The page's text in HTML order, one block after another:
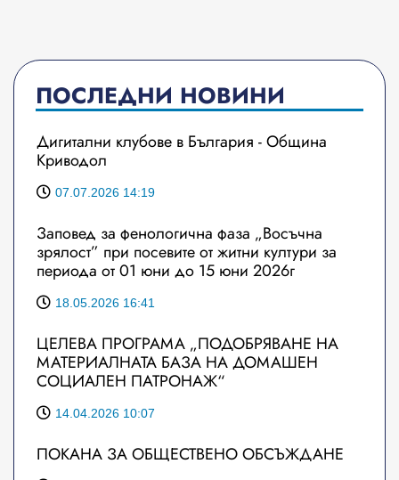
ПОСЛЕДНИ НОВИНИ
Дигитални клубове в България - Община
Криводол
07.07.2026 14:19
Заповед за фенологична фаза „Восъчна
зрялост” при посевите от житни култури за
периода от 01 юни до 15 юни 2026г
18.05.2026 16:41
ЦЕЛЕВА ПРОГРАМА „ПОДОБРЯВАНЕ НА
МАТЕРИАЛНАТА БАЗА НА ДОМАШЕН
СОЦИАЛЕН ПАТРОНАЖ“
14.04.2026 10:07
ПОКАНА ЗА ОБЩЕСТВЕНО ОБСЪЖДАНЕ